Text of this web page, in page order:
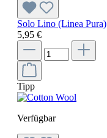
Solo Lino (Linea Pura)
5,95 €
Tipp
Verfügbar